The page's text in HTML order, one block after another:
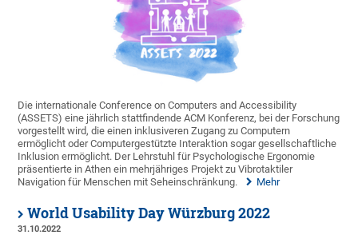
Die internationale Conference on Computers and Accessibility
(ASSETS) eine jährlich stattfindende ACM Konferenz, bei der Forschung
vorgestellt wird, die einen inklusiveren Zugang zu Computern
ermöglicht oder Computergestützte Interaktion sogar gesellschaftliche
Inklusion ermöglicht. Der Lehrstuhl für Psychologische Ergonomie
präsentierte in Athen ein mehrjähriges Projekt zu Vibrotaktiler
Navigation für Menschen mit Seheinschränkung.
Mehr
World Usability Day Würzburg 2022
31.10.2022